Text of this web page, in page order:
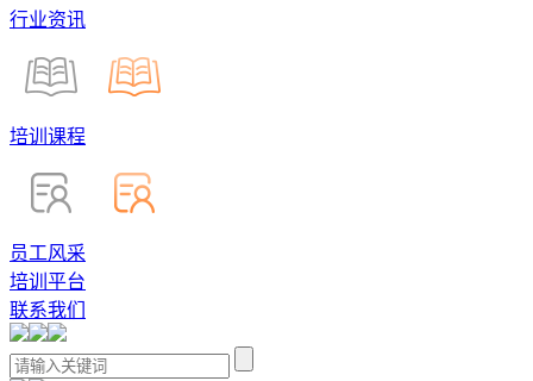
行业资讯
培训课程
员工风采
培训平台
联系我们